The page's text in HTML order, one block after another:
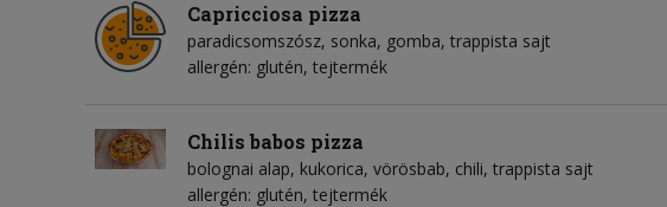
Capricciosa pizza
paradicsomszósz sonka gomba trappista sajt
allergén: glutén, tejtermék
Chilis babos pizza
bolognai alap kukorica vörösbab chili trappista sajt
allergén: glutén, tejtermék